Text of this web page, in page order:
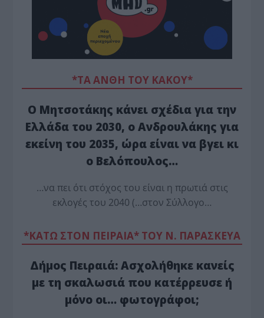
*ΤΑ ΆΝΘΗ ΤΟΥ ΚΑΚΟΎ*
Ο Μητσοτάκης κάνει σχέδια για την
Ελλάδα του 2030, ο Ανδρουλάκης για
εκείνη του 2035, ώρα είναι να βγει κι
ο Βελόπουλος…
…να πει ότι στόχος του είναι η πρωτιά στις
εκλογές του 2040 (…στον Σύλλογο…
*ΚΑΤΩ ΣΤΟΝ ΠΕΙΡΑΙΑ* ΤΟΥ Ν. ΠΑΡΑΣΚΕΥΑ
Δήμος Πειραιά: Ασχολήθηκε κανείς
με τη σκαλωσιά που κατέρρευσε ή
μόνο οι… φωτογράφοι;